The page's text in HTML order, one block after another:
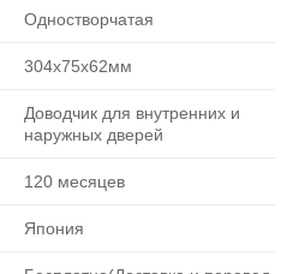
Одностворчатая
304х75х62мм
Доводчик для внутренних и
наружных дверей
120 месяцев
Япония